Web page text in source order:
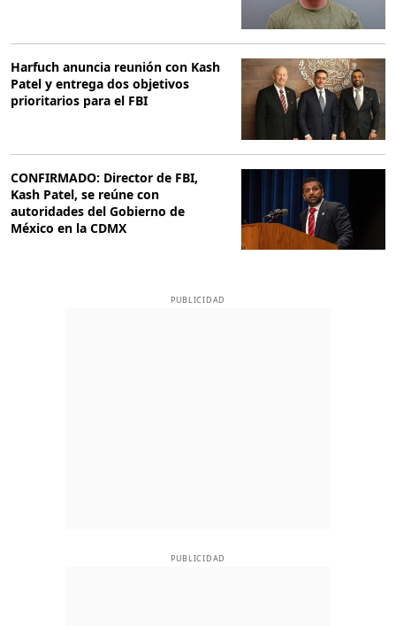
Harfuch anuncia reunión con Kash
Patel y entrega dos objetivos
prioritarios para el FBI
CONFIRMADO: Director de FBI,
Kash Patel, se reúne con
autoridades del Gobierno de
México en la CDMX
PUBLICIDAD
PUBLICIDAD